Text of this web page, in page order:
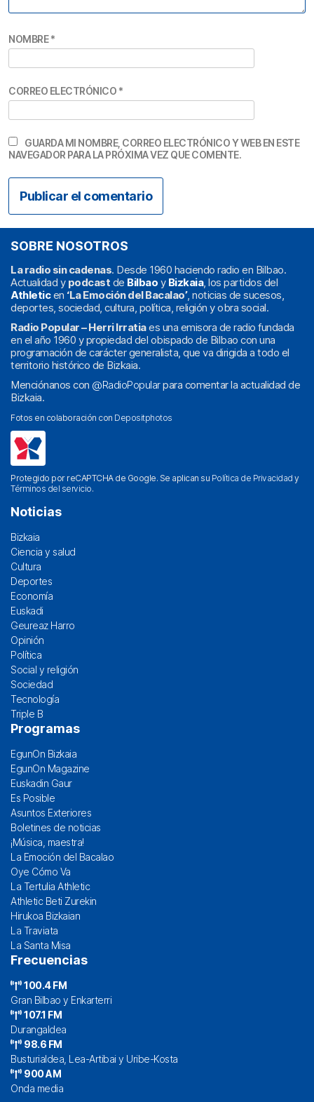
NOMBRE*
CORREO ELECTRÓNICO *
GUARDA MI NOMBRE, CORREO ELECTRÓNICO Y WEB EN ESTE
NAVEGADOR PARA LA PRÓXIMA VEZ QUE COMENTE.
SOBRE NOSOTROS
La radio sin cadenas. Desde 1960 haciendo radio en Bilbao.
Actualidad y podcast de Bilbao y Bizkaia, los partidos del
Athleticen ‘La Emoción del Bacalao’, noticias de sucesos,
deportes, sociedad, cultura, política, religión y obra social.
Radio Popular – Herri Irratiaes una emisora de radio fundada
en el año 1960 y propiedad del obispado de Bilbao con una
programación de carácter generalista, que va dirigida a todo el
territorio histórico de Bizkaia.
Menciónanos con @RadioPopularpara comentar la actualidad de
Bizkaia.
Fotos en colaboración con Depositphotos
Protegido por reCAPTCHA de Google. Se aplican su Política de Privacidad y
Términos del servicio.
Noticias
Bizkaia
Ciencia y salud
Cultura
Deportes
Economía
Euskadi
Geureaz Harro
Opinión
Política
Social y religión
Sociedad
Tecnología
Triple B
Programas
EgunOn Bizkaia
EgunOn Magazine
Euskadin Gaur
Es Posible
Asuntos Exteriores
Boletines de noticias
¡Música, maestra!
La Emoción del Bacalao
Oye Cómo Va
La Tertulia Athletic
Athletic Beti Zurekin
Hirukoa Bizkaian
La Traviata
La Santa Misa
Frecuencias
100.4 FM
Gran Bilbao y Enkarterri
107.1 FM
Durangaldea
98.6 FM
Busturialdea, Lea-Artibai y Uribe-Kosta
900 AM
Onda media